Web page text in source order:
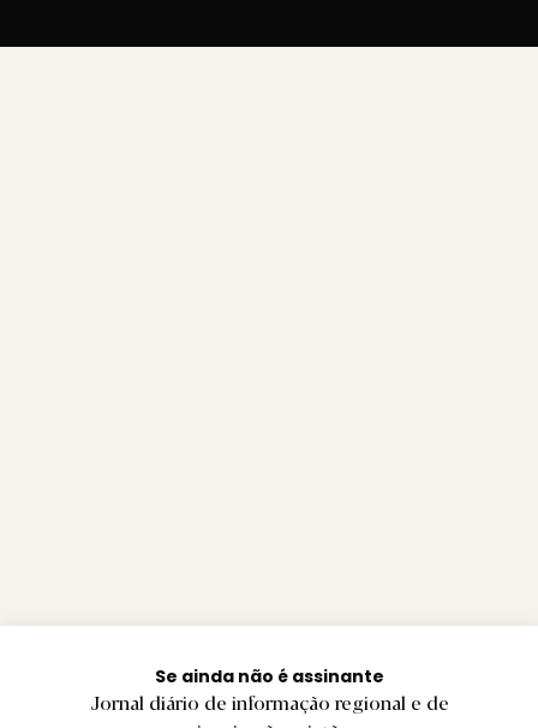
Se ainda não é assinante
Jornal diário de informação regional e de